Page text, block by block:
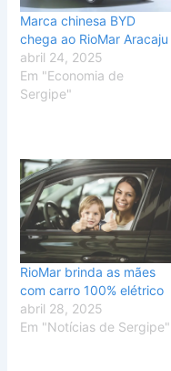
Marca chinesa BYD
chega ao RioMar Aracaju
abril 24, 2025
Em "Economia de
Sergipe"
RioMar brinda as mães
com carro 100% elétrico
abril 28, 2025
Em "Notícias de Sergipe"